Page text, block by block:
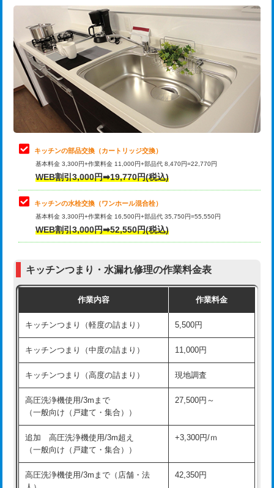
給水管工事※（バンド止め) 3,300円
給水管工事※（支持金具設置) 5,500円
給水管工事※（保温材使用（バンド止
め込み）)
5,500円
給水管工事※（土の掘削・埋め戻し作
11,000円
給水管工事※（塩ビ管（VP・HI）使
用/3ｍまで)
給水管工事※（塩ビ管（VP・HI）使
用（追加）/3ｍ超え)
給水管工事※（ライニング鋼管・銅
管・ポリ管・HT管使用/3ｍまで)
44,000円
管・ポリ管・HT管使用/3ｍ超え)
排水管工事（土の掘削・埋め戻し作
11,000円~
排水管工事（排水管工事/3ｍまで） 55,000円
排水管工事（追加 排水管工事/3ｍ超
+11,000円
マス交換（深さ50㎝未満）
マス交換（深さ50㎝以上） 66,000円
コンクリート斫り（厚さ10㎝まで）
追加トーラー機使用/3m超え +3,300円
カメラ調査 33,000円
桝清掃 8,800円
止水・漏水調査・防水処理・清掃・修
理・調整・分解・加工など（軽作業）
11,000円
止水・漏水調査・防水処理・清掃・修
理・調整・分解・加工など（中作業）
22,000円
止水・漏水調査・防水処理・清掃・修
理・調整・分解・加工など（重作業）
33,000円
お風呂タンク脱着
その他部品の脱着
式・ワンホール）)
交換・取付(排水栓・排水トラップ
22,000円+材料費
持込商品取付（単水栓）
持込商品取付（混合水栓） 16,500円
キッチンの部品交換（カートリッジ交換）
基本料金 3,300円+作業料金 11,000円+部品代 8,470円=22,770円
WEB割引3,000円➡19,770円(税込)
キッチンの水栓交換（ワンホール混合栓）
基本料金 3,300円+作業料金 16,500円+部品代 35,750円=55,550円
WEB割引3,000円➡52,550円(税込)
キッチンつまり・水漏れ修理の作業料金表
作業内容 作業料金
キッチンつまり（軽度の詰まり） 5,500円
キッチンつまり（中度の詰まり） 11,000円
キッチンつまり（高度の詰まり） 現地調査
高圧洗浄機使用/3mまで
（一般向け（戸建て・集合））
27,500円～
追加 高圧洗浄機使用/3m超え
（一般向け（戸建て・集合））
+3,300円/ｍ
高圧洗浄機使用/3mまで（店舗・法
42,350円